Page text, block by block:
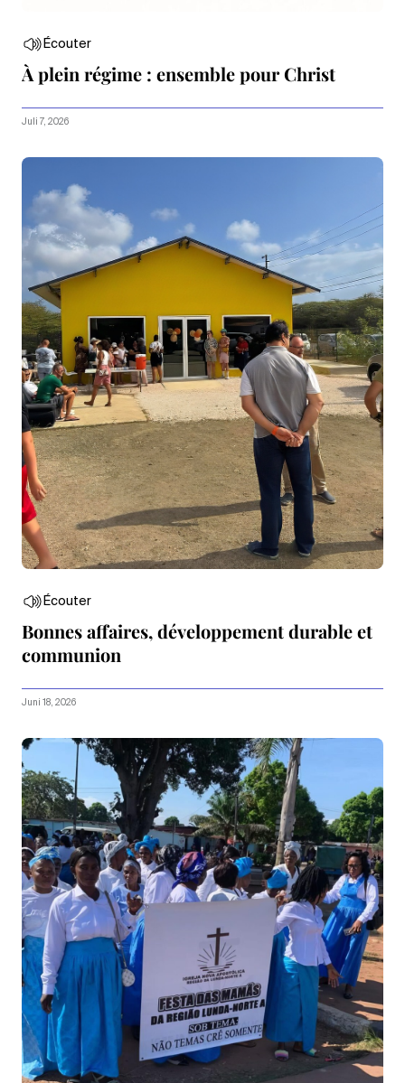
Écouter
À plein régime : ensemble pour Christ
Juli 7, 2026
Écouter
Bonnes affaires, développement durable et
communion
Juni 18, 2026